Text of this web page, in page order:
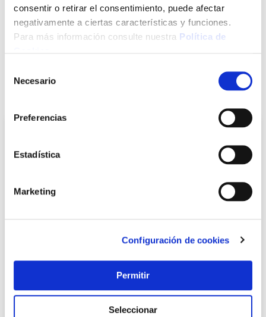
consentir o retirar el consentimiento, puede afectar
negativamente a ciertas características y funciones.
Para más información consulte nuestra Política de
Necesario
Preferencias
Estadística
Marketing
Configuración de cookies
Permitir
Seleccionar
+ INFO
m nivel
Nivel
113,99 €